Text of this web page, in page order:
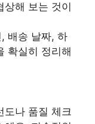
상해 보는 것이
배송 날짜, 하
확실히 정리해
도나 품질 체크